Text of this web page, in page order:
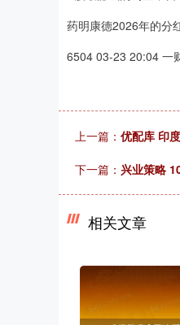
药明康德2026年的分
6504 03-23 20:04 一
上一篇： 优配库 印
下一篇： 兴业策略
相关文章